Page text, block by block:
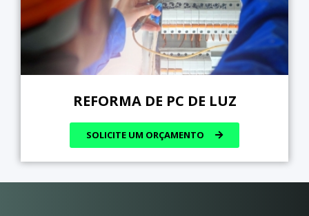
REFORMA DE PC DE LUZ
SOLICITE UM ORÇAMENTO